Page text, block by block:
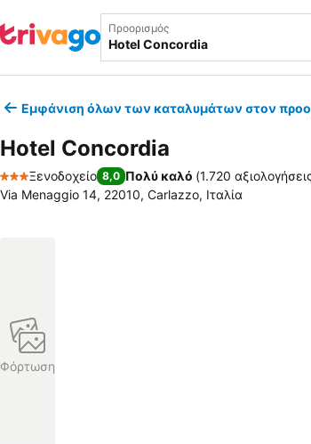
Προορισμός
Εμφάνιση όλων των καταλυμάτων στον
Hotel Concordia
3 Αστέρια
Ξενοδοχείο 8,0 Πολύ καλό (1.720
Via Menaggio 14, 22010, Carlazzo, Ιταλία
Φόρτωση